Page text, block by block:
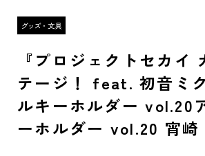
『プロジェクトセカイ
テージ！ feat. 初音ミ
ルキーホルダー vol.20
ーホルダー vol.20 宵崎